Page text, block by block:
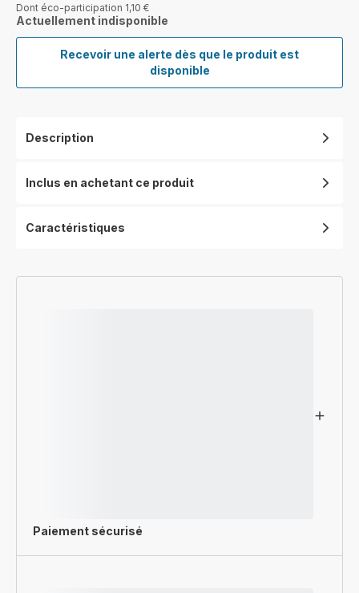
Dont éco-participation 1,10 €
Actuellement indisponible
Recevoir une alerte dès que le produit est
disponible
My
Nomad
Éco,
Description
Inclus en achetant ce produit
Caractéristiques
Paiement sécurisé